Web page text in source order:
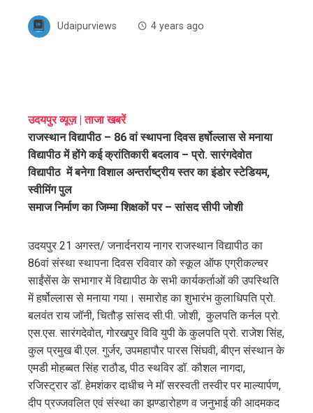
Udaipurviews 4 years ago
उदयपुर व्यूज़ | ताजा खबरें
राजस्थान विद्यापीठ – 86 वां स्थापना दिवस हर्षोल्लास से मनाया
विद्यापीठ में होंगे कई क्रांतिकारी बदलाव – प्रो. सारंगदेवोत
विद्यापीठ में बनेगा विशाल अन्तर्राष्ट्रीय स्तर का इंडोर स्टेडियम,
स्वीमिंग पुल
समाज निर्माण का जिम्मा शिक्षकों पर – सांसद सीपी जोशी
उदयपुर 21 अगस्त/ जनार्दनराय नागर राजस्थान विद्यापीठ का
86वां संस्था स्थापना दिवस रविवार को स्कूल ऑफ एग्रीकल्चर
साईंसेंस के सभागार में विद्यापीठ के सभी कार्यकर्ताओं की उपस्थिति
में हर्षोल्लास से मनाया गया। समारोह का शुभारंभ कुलाधिपति प्रो.
बलवंत राय जॉनी, चितौड़ सांसद सी.पी. जोशी, कुलपति कर्नल प्रो.
एस.एस. सारंगदेवोत, गोरखपुर विवि युपी के कुलपति प्रो. राजेश सिंह,
कुल प्रमुख बी.एल. गुर्जर, उपमहापौर पारस सिंघवी, बीएन संस्थान के
एमडी मोहब्बत सिंह राठौड, पीठ स्थविर डॉ. कौशल नागदा,
रजिस्ट्रार डॉ. हेमशंकर दाधीच ने मॉ सरस्वती तस्वीर पर माल्यार्पण,
दीप प्रज्जवलित एवं संस्था का झण्डारोहण व जनुभाई की आदमकद